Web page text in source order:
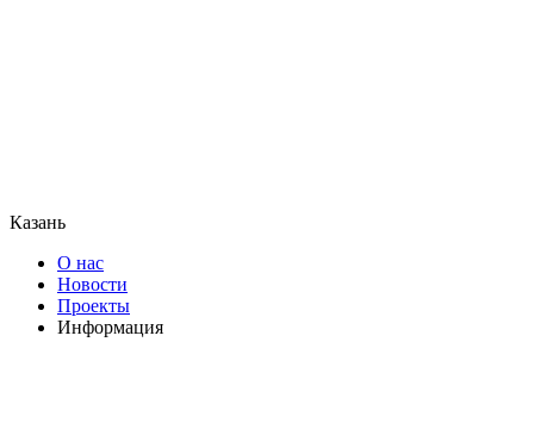
Казань
О нас
Новости
Проекты
Информация